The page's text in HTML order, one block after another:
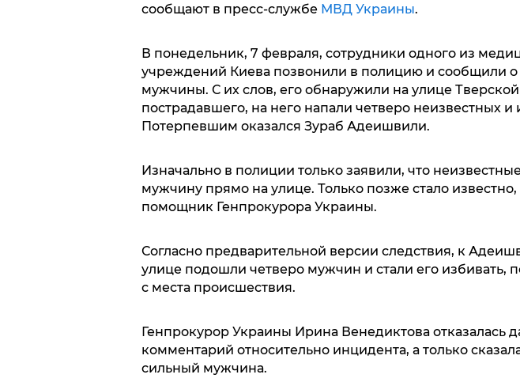
сообщают в пресс-службе МВД Украины.
В понедельник, 7 февраля, сотрудники одного из
учреждений Киева позвонили в полицию и сообщили о
мужчины. С их слов, его обнаружили на улице Тверской
пострадавшего, на него напали четверо неизвестных и
Потерпевшим оказался Зураб Адеишвили.
Изначально в полиции только заявили, что
мужчину прямо на улице. Только позже стало
помощник Генпрокурора Украины.
Согласно предварительной версии следствия, к
улице подошли четверо мужчин и стали его избивать,
с места происшествия.
Генпрокурор Украины Ирина Венедиктова отказалась
комментарий относительно инцидента, а только
сильный мужчина.